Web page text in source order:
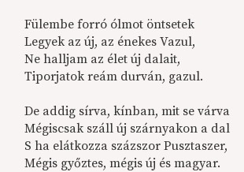
Fülembe forró ólmot öntsetek
Legyek az új, az énekes Vazul,
Ne halljam az élet új dalait,
Tiporjatok reám durván, gazul.
De addig sírva, kínban, mit se várva
Mégiscsak száll új szárnyakon a dal
S ha elátkozza százszor Pusztaszer,
Mégis győztes, mégis új és magyar.